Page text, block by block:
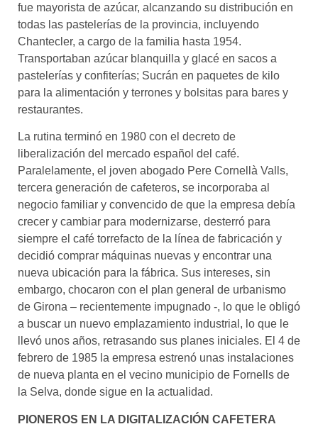
fue mayorista de azúcar, alcanzando su distribución en
todas las pastelerías de la provincia, incluyendo
Chantecler, a cargo de la familia hasta 1954.
Transportaban azúcar blanquilla y glacé en sacos a
pastelerías y confiterías; Sucrán en paquetes de kilo
para la alimentación y terrones y bolsitas para bares y
restaurantes.
La rutina terminó en 1980 con el decreto de
liberalización del mercado español del café.
Paralelamente, el joven abogado Pere Cornellà Valls,
tercera generación de cafeteros, se incorporaba al
negocio familiar y convencido de que la empresa debía
crecer y cambiar para modernizarse, desterró para
siempre el café torrefacto de la línea de fabricación y
decidió comprar máquinas nuevas y encontrar una
nueva ubicación para la fábrica. Sus intereses, sin
embargo, chocaron con el plan general de urbanismo
de Girona – recientemente impugnado -, lo que le obligó
a buscar un nuevo emplazamiento industrial, lo que le
llevó unos años, retrasando sus planes iniciales. El 4 de
febrero de 1985 la empresa estrenó unas instalaciones
de nueva planta en el vecino municipio de Fornells de
la Selva, donde sigue en la actualidad.
PIONEROS EN LA DIGITALIZACIÓN CAFETERA